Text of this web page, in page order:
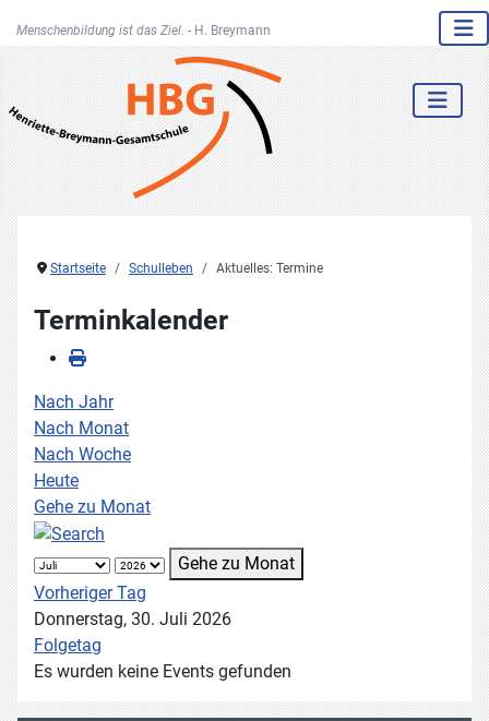
Menschenbildung ist das Ziel. - H. Breymann
Startseite Schulleben Aktuelles: Termine
Terminkalender
Nach Jahr
Nach Monat
Nach Woche
Heute
Gehe zu Monat
Gehe zu Monat
Vorheriger Tag
Donnerstag, 30. Juli 2026
Folgetag
Es wurden keine Events gefunden